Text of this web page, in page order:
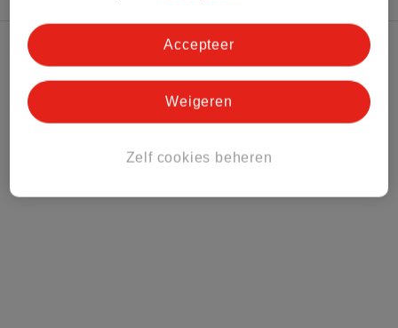
Kruidvat Club
Klantenservice
Zelf cookies beheren
Weigeren
Accepteer